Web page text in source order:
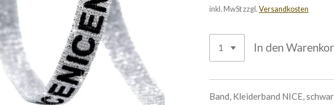
inkl. MwSt zzgl. Versandkosten
In den
Band, Kleiderband NICE,